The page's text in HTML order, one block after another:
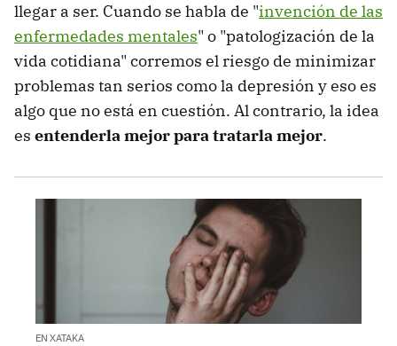
llegar a ser. Cuando se habla de "invención de las
enfermedades mentales" o "patologización de la
vida cotidiana" corremos el riesgo de minimizar
problemas tan serios como la depresión y eso es
algo que no está en cuestión. Al contrario, la idea
es entenderla mejor para tratarla mejor.
EN XATAKA